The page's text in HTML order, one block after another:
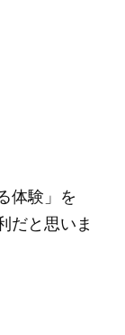
体験」を
だと思いま